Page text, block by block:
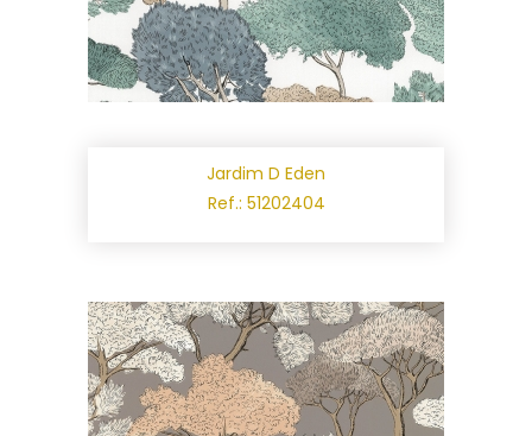
Jardim D Eden
Ref.: 51202404